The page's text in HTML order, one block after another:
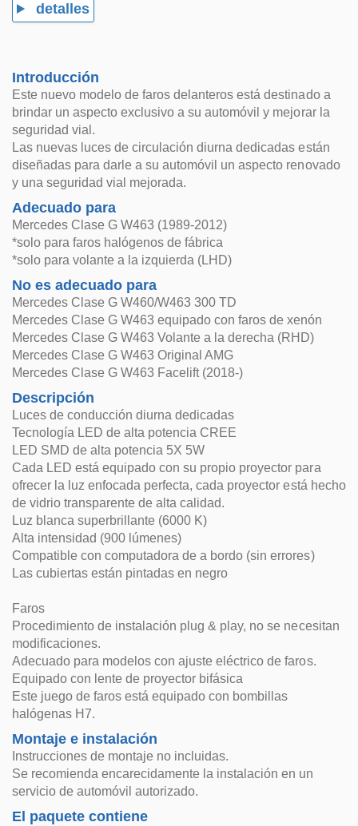
detalles
Introducción
Este nuevo modelo de faros delanteros está destinado a
brindar un aspecto exclusivo a su automóvil y mejorar la
seguridad vial.
Las nuevas luces de circulación diurna dedicadas están
diseñadas para darle a su automóvil un aspecto renovado
y una seguridad vial mejorada.
Adecuado para
Mercedes Clase G W463 (1989-2012)
*solo para faros halógenos de fábrica
*solo para volante a la izquierda (LHD)
No es adecuado para
Mercedes Clase G W460/W463 300 TD
Mercedes Clase G W463 equipado con faros de xenón
Mercedes Clase G W463 Volante a la derecha (RHD)
Mercedes Clase G W463 Original AMG
Mercedes Clase G W463 Facelift (2018-)
Descripción
Luces de conducción diurna dedicadas
Tecnología LED de alta potencia CREE
LED SMD de alta potencia 5X 5W
Cada LED está equipado con su propio proyector para
ofrecer la luz enfocada perfecta, cada proyector está hecho
de vidrio transparente de alta calidad.
Luz blanca superbrillante (6000 K)
Alta intensidad (900 lúmenes)
Compatible con computadora de a bordo (sin errores)
Las cubiertas están pintadas en negro
Faros
Procedimiento de instalación plug & play, no se necesitan
modificaciones.
Adecuado para modelos con ajuste eléctrico de faros.
Equipado con lente de proyector bifásica
Este juego de faros está equipado con bombillas
halógenas H7.
Montaje e instalación
Instrucciones de montaje no incluidas.
Se recomienda encarecidamente la instalación en un
servicio de automóvil autorizado.
El paquete contiene